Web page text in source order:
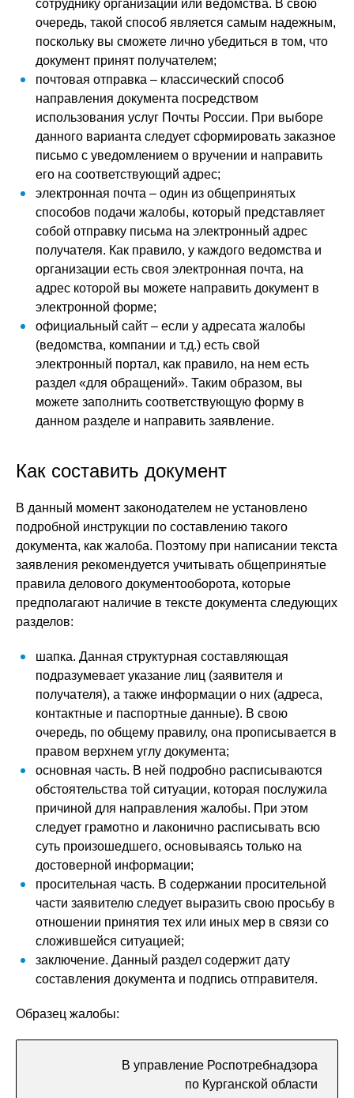
сотруднику организации или ведомства. В свою
очередь, такой способ является самым надежным,
поскольку вы сможете лично убедиться в том, что
документ принят получателем;
почтовая отправка – классический способ
направления документа посредством
использования услуг Почты России. При выборе
данного варианта следует сформировать заказное
письмо с уведомлением о вручении и направить
его на соответствующий адрес;
электронная почта – один из общепринятых
способов подачи жалобы, который представляет
собой отправку письма на электронный адрес
получателя. Как правило, у каждого ведомства и
организации есть своя электронная почта, на
адрес которой вы можете направить документ в
электронной форме;
официальный сайт – если у адресата жалобы
(ведомства, компании и т.д.) есть свой
электронный портал, как правило, на нем есть
раздел «для обращений». Таким образом, вы
можете заполнить соответствующую форму в
данном разделе и направить заявление.
Как составить документ
В данный момент законодателем не установлено
подробной инструкции по составлению такого
документа, как жалоба. Поэтому при написании текста
заявления рекомендуется учитывать общепринятые
правила делового документооборота, которые
предполагают наличие в тексте документа следующих
разделов:
шапка. Данная структурная составляющая
подразумевает указание лиц (заявителя и
получателя), а также информации о них (адреса,
контактные и паспортные данные). В свою
очередь, по общему правилу, она прописывается в
правом верхнем углу документа;
основная часть. В ней подробно расписываются
обстоятельства той ситуации, которая послужила
причиной для направления жалобы. При этом
следует грамотно и лаконично расписывать всю
суть произошедшего, основываясь только на
достоверной информации;
просительная часть. В содержании просительной
части заявителю следует выразить свою просьбу в
отношении принятия тех или иных мер в связи со
сложившейся ситуацией;
заключение. Данный раздел содержит дату
составления документа и подпись отправителя.
Образец жалобы:
В управление Роспотребнадзора
по Курганской области